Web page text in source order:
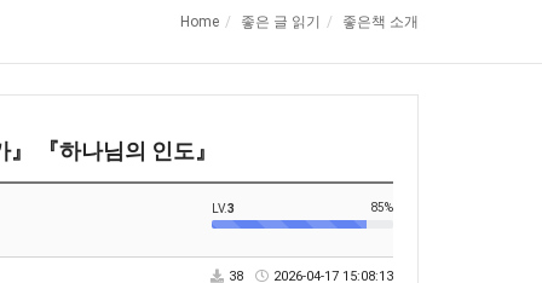
Home 좋은 글 읽기 좋은책 소개
『하나님의 인도』
LV.3 85%
38 2026-04-17 15:08:13